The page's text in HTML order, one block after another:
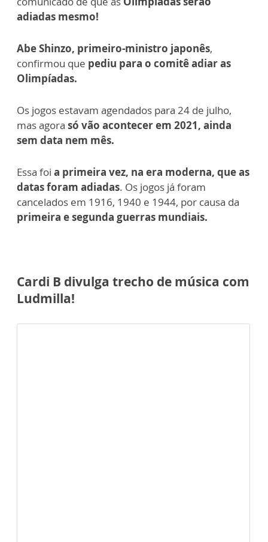
adiadas mesmo!
Abe Shinzo, primeiro-ministro japonês,
confirmou que pediu para o comitê adiar as
Olimpíadas.
Os jogos estavam agendados para 24 de julho,
mas agora só vão acontecer em 2021, ainda
sem data nem mês.
Essa foi a primeira vez, na era moderna, que as
datas foram adiadas. Os jogos já foram
cancelados em 1916, 1940 e 1944, por causa da
primeira e segunda guerras mundiais.
Cardi B divulga trecho de música com
Ludmilla!